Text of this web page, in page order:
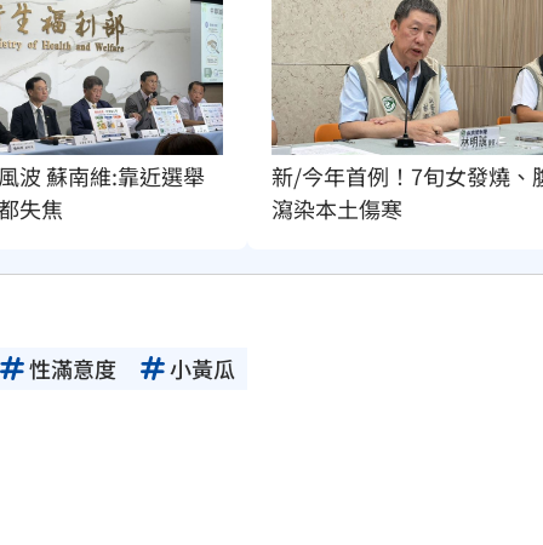
波 蘇南維:靠近選舉
失焦
新/今年首例！7旬女發燒、
瀉染本土傷寒
性滿意度 小黃瓜